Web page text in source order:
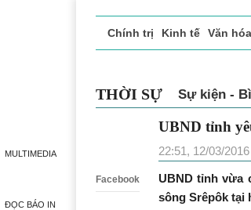
MULTIMEDIA
ĐỌC BÁO IN
Chính trị Kinh tế Văn
THỜI SỰ Sự kiện -
Facebook
UBND tỉnh
22:51, 12/03/2016
UBND tỉnh vừa
sông Srêpôk tại